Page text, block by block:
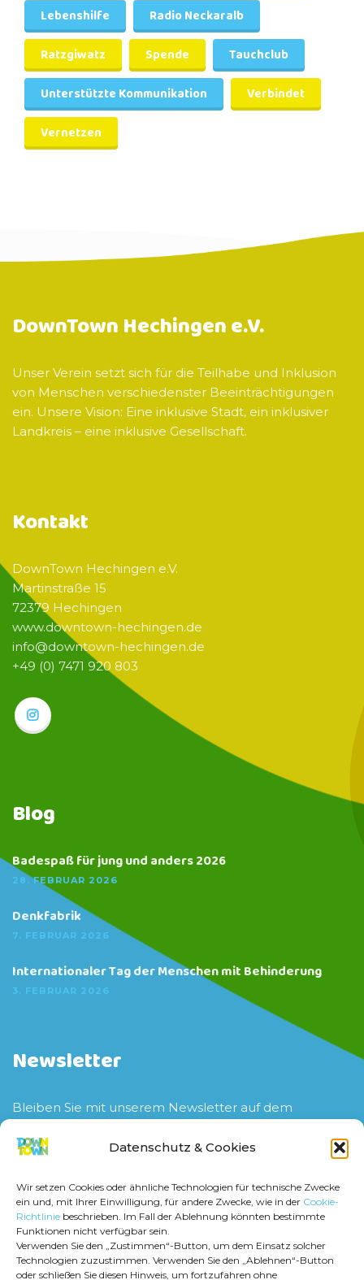
Datenschutz & Cookies
Wir setzen Cookies oder ähnliche Technologien für technische Zwecke
ein und, mit Ihrer Einwilligung, für andere Zwecke, wie in der Cookie-
Richtlinie beschrieben. Im Fall der Ablehnung könnten bestimmte
Funktionen nicht verfügbar sein.
Verwenden Sie den „Zustimmen“-Button, um dem Einsatz solcher
Technologien zuzustimmen. Verwenden Sie den „Ablehnen“-Button
oder schließen Sie diesen Hinweis, um fortzufahren ohne
Lebenshilfe
Radio Neckaralb
Ratzgiwatz
Spende
Tauchclub
Unterstützte Kommunikation
Verbindet
Vernetzen
DownTown Hechingen e.V.
Unser Verein setzt sich für die Teilhabe und Inklusion
von Menschen verschiedenster Beeinträchtigungen
ein. Unsere Vision: Eine inklusive Stadt, ein inklusiver
Landkreis – eine inklusive Gesellschaft.
Kontakt
DownTown Hechingen e.V.
Martinstraße 15
72379 Hechingen
www.downtown-hechingen.de
info@downtown-hechingen.de
+49 (0) 7471 920 803
Blog
Badespaß für jung und anders 2026
28. FEBRUAR 2026
Denkfabrik
7. FEBRUAR 2026
Internationaler Tag der Menschen mit Behinderung
3. FEBRUAR 2026
Newsletter
Bleiben Sie mit unserem Newsletter auf dem
Veranstaltungen und Projekten.
Jetzt anmelden